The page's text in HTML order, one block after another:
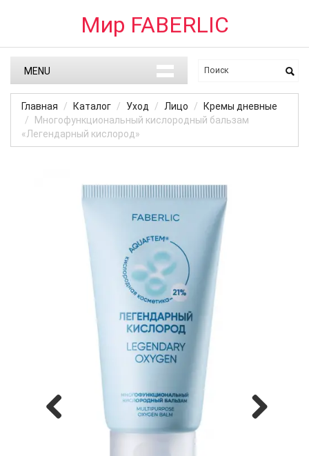
Мир FABERLIC
MENU
Главная Каталог Уход Лицо
Кремы дневные
Многофункциональный кислородный бальзам
«Легендарный кислород»